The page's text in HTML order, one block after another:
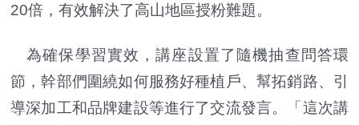
20倍，有效解決了高山地區授粉難題。
為確保學習實效，講座設置了隨機抽查問答環
節，幹部們圍繞如何服務好種植戶、幫拓銷路、引
導深加工和品牌建設等進行了交流發言。「這次講